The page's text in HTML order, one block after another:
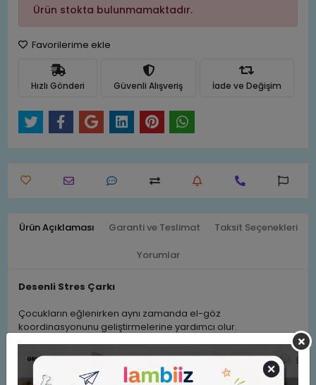
Ürün stokta bulunmamaktadır.
Favorilerime ekle
Hızlı Gönderi Güvenli Alışveriş İade ve Değişim
Ürün Açıklaması Garanti ve Teslimat Taksit Seçenekleri
Yorumlar
Desenli Stres Çarkı
Çocukların eğlenirken aynı zamanda el-göz
koordinasyonunu geliştirmelerine yardımcı olur.
Çocuklar ile birlikte keyifli zaman geçirmek isteyen
ebeveynler için ideal bir hediyedir.